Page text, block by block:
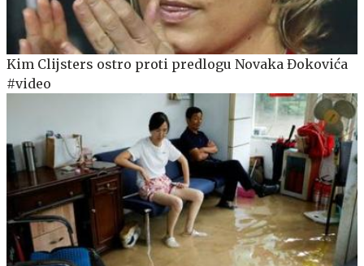
Kim Clijsters ostro proti predlogu Novaka Đokovića
#video